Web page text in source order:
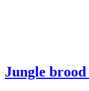
Jungle brood